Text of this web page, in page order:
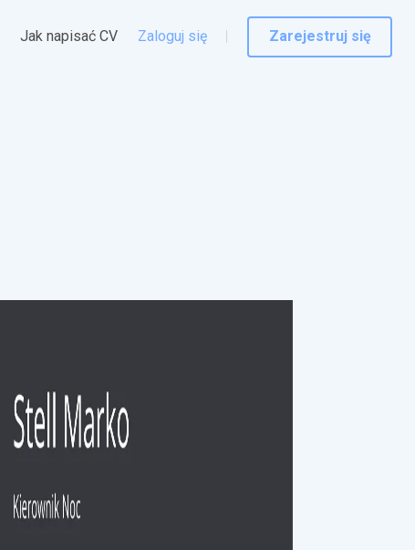
Jak napisać CV Zaloguj się Zarejestruj się